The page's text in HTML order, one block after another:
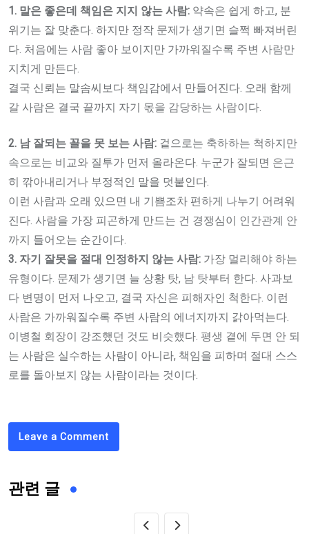
1. 말은 좋은데 책임은 지지 않는 사람: 약속은 쉽게 하고, 분
위기는 잘 맞춘다. 하지만 정작 문제가 생기면 슬쩍 빠져버린
다. 처음에는 사람 좋아 보이지만 가까워질수록 주변 사람만
지치게 만든다.
결국 신뢰는 말솜씨보다 책임감에서 만들어진다. 오래 함께
갈 사람은 결국 끝까지 자기 몫을 감당하는 사람이다.
2. 남 잘되는 꼴을 못 보는 사람: 겉으로는 축하하는 척하지만
속으로는 비교와 질투가 먼저 올라온다. 누군가 잘되면 은근
히 깎아내리거나 부정적인 말을 덧붙인다.
이런 사람과 오래 있으면 내 기쁨조차 편하게 나누기 어려워
진다. 사람을 가장 피곤하게 만드는 건 경쟁심이 인간관계 안
까지 들어오는 순간이다.
3. 자기 잘못을 절대 인정하지 않는 사람: 가장 멀리해야 하는
유형이다. 문제가 생기면 늘 상황 탓, 남 탓부터 한다. 사과보
다 변명이 먼저 나오고, 결국 자신은 피해자인 척한다. 이런
사람은 가까워질수록 주변 사람의 에너지까지 갉아먹는다.
이병철 회장이 강조했던 것도 비슷했다. 평생 곁에 두면 안 되
는 사람은 실수하는 사람이 아니라, 책임을 피하며 절대 스스
로를 돌아보지 않는 사람이라는 것이다.
Leave a Comment
관련 글